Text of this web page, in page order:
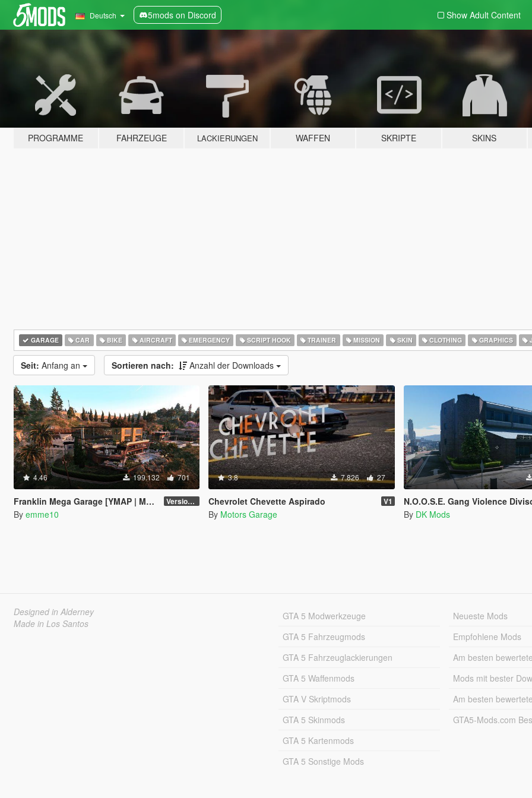
Deutsch 5mods on Discord Show Adult Content
PROGRAMME FAHRZEUGE LACKIERUNGEN WAFFEN SKRIPTE SKINS
GARAGE CAR BIKE AIRCRAFT EMERGENCY SCRIPT HOOK TRAINER MISSION SKIN CLOTHING GRAPHICS
Seit: Anfang an Sortieren nach: Anzahl der Downloads
4.46 199.132 701
Franklin Mega Garage [YMAP | Menyoo] Version 3
By emme10
3.8 7.826 27
Chevrolet Chevette Aspirado V1
By Motors Garage
N.O.O.S.E. Gang Violence
By DK Mods
Designed in Alderney
Made in Los Santos
GTA 5 Modwerkzeuge
GTA 5 Fahrzeugmods
GTA 5 Fahrzeuglackierungen
GTA 5 Waffenmods
GTA V Skriptmods
GTA 5 Skinmods
GTA 5 Kartenmods
GTA 5 Sonstige Mods
Neueste Mods
Empfohlene Mods
Am besten
Mods mit bester
Am besten
GTA5-Mods.com